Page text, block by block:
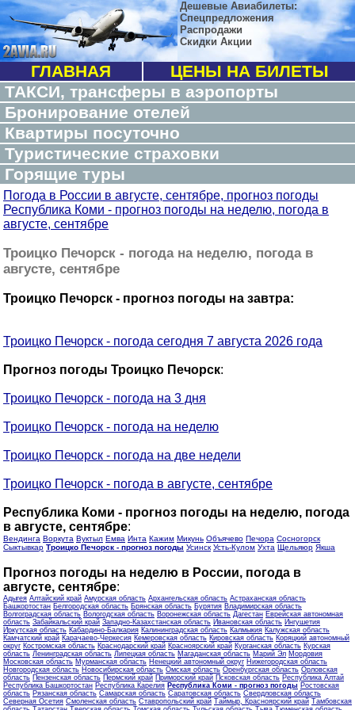
Дешевые Авиабилеты:
Спецпредложения
Распродажи
Скидки Акции
ГЛАВНАЯ
ЦЕНЫ НА БИЛЕТЫ
ТАКСИ, трансферы в аэропорты
Бронирование отелей
Квартиры посуточно
Туристические страховки
Горящие туры
Погода в России в августе, сентябре, прогноз погоды
Республика Коми - прогноз погоды на неделю, погода в
августе, сентябре
Троицко Печорск - погода на неделю, погода в
августе, сентябре
Троицко Печорск - прогноз погоды на завтра:
Троицко Печорск - погода сегодня 7 августа 2026 года
Прогноз погоды Троицко Печорск:
Троицко Печорск - погода на 3 дня
Троицко Печорск - погода на неделю
Троицко Печорск - погода на две недели
Троицко Печорск - погода в августе, сентябре
Республика Коми - прогноз погоды на неделю, погода
в августе, сентябре:
Вендинга Воркута Вуктыл Емва Инта Кажим Микунь Объячево Печора Сосногорск
Сыктывкар Троицко Печорск - прогноз погоды Усинск Усть-Кулом Ухта Щельяюр Якша
Прогноз погоды на неделю в России, погода в
августе, сентябре:
Адыгея Алтайский край Амурская область Архангельская область Астраханская область
Башкортостан Белгородская область Брянская область Бурятия Владимирская область
Волгоградская область Вологодская область Воронежская область Дагестан Еврейская автономная
область Забайкальский край Западно-Казахстанская область Ивановская область Ингушетия
Иркутская область Кабардино-Балкария Калининградская область Калмыкия Калужская область
Камчатский край Карачаево-Черкесия Кемеровская область Кировская область Коряцкий автономный
округ Костромская область Краснодарский край Красноярский край Курганская область Курская
область Ленинградская область Липецкая область Магаданская область Марий Эл Мордовия
Московская область Мурманская область Ненецкий автономный округ Нижегородская область
Новгородская область Новосибирская область Омская область Оренбургская область Орловская
область Пензенская область Пермский край Приморский край Псковская область Республика Алтай
Республика Башкортостан Республика Карелия Республика Коми - прогноз погоды Ростовская
область Рязанская область Самарская область Саратовская область Свердловская область
Северная Осетия Смоленская область Ставропольский край Таймыр, Красноярский край Тамбовская